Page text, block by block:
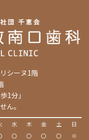
シーヌ1階
1分」
ん。
水 木 金 土
日
〇 〇 〇 〇
※